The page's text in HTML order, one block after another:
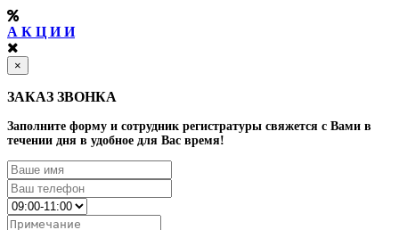
А К Ц И И
×
ЗАКАЗ ЗВОНКА
Заполните форму и сотрудник регистратуры свяжется с Вами в
течении дня в удобное для Вас время!